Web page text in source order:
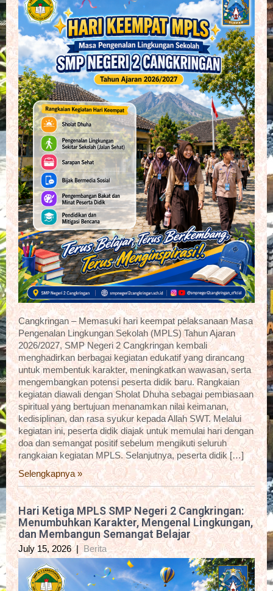
Cangkringan – Memasuki hari keempat pelaksanaan Masa
Pengenalan Lingkungan Sekolah (MPLS) Tahun Ajaran
2026/2027, SMP Negeri 2 Cangkringan kembali
menghadirkan berbagai kegiatan edukatif yang dirancang
untuk membentuk karakter, meningkatkan wawasan, serta
mengembangkan potensi peserta didik baru. Rangkaian
kegiatan diawali dengan Sholat Dhuha sebagai pembiasaan
spiritual yang bertujuan menanamkan nilai keimanan,
kedisiplinan, dan rasa syukur kepada Allah SWT. Melalui
kegiatan ini, peserta didik diajak untuk memulai hari dengan
doa dan semangat positif sebelum mengikuti seluruh
rangkaian kegiatan MPLS. Selanjutnya, peserta didik […]
Selengkapnya »
Hari Ketiga MPLS SMP Negeri 2 Cangkringan:
Menumbuhkan Karakter, Mengenal Lingkungan,
dan Membangun Semangat Belajar
July 15, 2026 |Berita